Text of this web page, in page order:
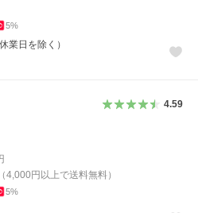
5%
業日を除く）
4.59
（4,000 円以上で送料無料）
5%